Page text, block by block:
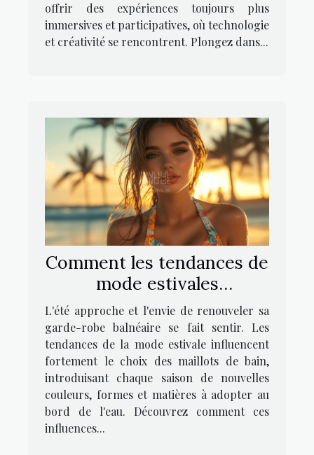
offrir des expériences toujours plus
immersives et participatives, où technologie
et créativité se rencontrent. Plongez dans...
Comment les tendances de
mode estivales
influencent-elles le choix
des maillots de bain ?
L'été approche et l'envie de renouveler sa
garde-robe balnéaire se fait sentir. Les
tendances de la mode estivale influencent
fortement le choix des maillots de bain,
introduisant chaque saison de nouvelles
couleurs, formes et matières à adopter au
bord de l'eau. Découvrez comment ces
influences...